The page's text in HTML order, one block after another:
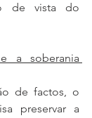
de vista do
a soberania
de factos, o
preservar a